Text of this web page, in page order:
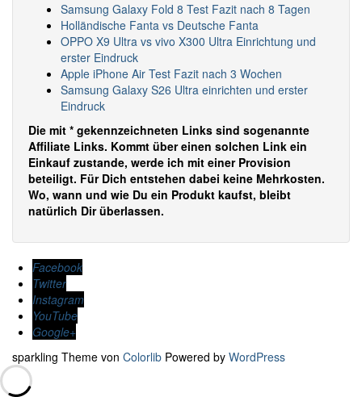
Samsung Galaxy Fold 8 Test Fazit nach 8 Tagen
Holländische Fanta vs Deutsche Fanta
OPPO X9 Ultra vs vivo X300 Ultra Einrichtung und
erster Eindruck
Apple iPhone Air Test Fazit nach 3 Wochen
Samsung Galaxy S26 Ultra einrichten und erster
Eindruck
Die mit * gekennzeichneten Links sind sogenannte
Affiliate Links. Kommt über einen solchen Link ein
Einkauf zustande, werde ich mit einer Provision
beteiligt. Für Dich entstehen dabei keine Mehrkosten.
Wo, wann und wie Du ein Produkt kaufst, bleibt
natürlich Dir überlassen.
Facebook
Twitter
Instagram
YouTube
Google+
sparkling Theme von Colorlib Powered by WordPress